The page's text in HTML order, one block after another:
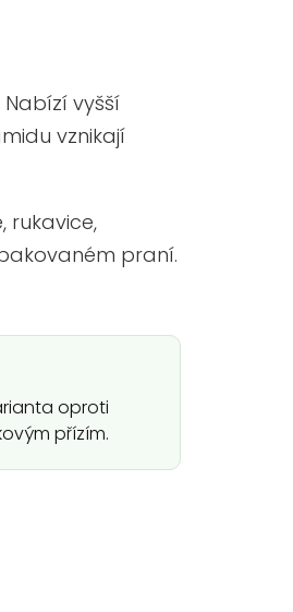
Nabízí vyšší
vznikají
rukavice,
praní.
oproti
přízím.